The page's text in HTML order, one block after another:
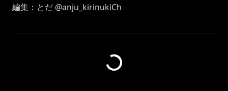
編集：とだ @anju_kirinukiCh
※未成年者の視聴者の方々は、下記リンク先の注意事項
https://www.anycolor.co.jp/notice-for-minors